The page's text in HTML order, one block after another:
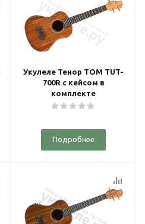
Укулеле Тенор TOM TUT-
700R с кейсом в
комплекте
Подробнее